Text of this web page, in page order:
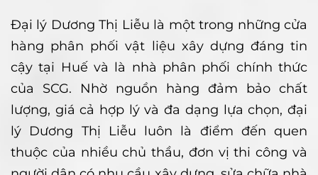
Đại lý Dương Thị Liễu là một trong những cửa
hàng phân phối vật liệu xây dựng đáng tin
cậy tại Huế và là nhà phân phối chính thức
của SCG. Nhờ nguồn hàng đảm bảo chất
lượng, giá cả hợp lý và đa dạng lựa chọn, đại
lý Dương Thị Liễu luôn là điểm đến quen
thuộc của nhiều chủ thầu, đơn vị thi công và